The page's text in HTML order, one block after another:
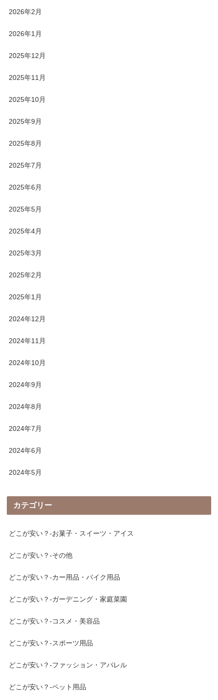
2026年2月
2026年1月
2025年12月
2025年11月
2025年10月
2025年9月
2025年8月
2025年7月
2025年6月
2025年5月
2025年4月
2025年3月
2025年2月
2025年1月
2024年12月
2024年11月
2024年10月
2024年9月
2024年8月
2024年7月
2024年6月
2024年5月
カテゴリー
どこが安い？-お菓子・スイーツ・アイス
どこが安い？-その他
どこが安い？-カー用品・バイク用品
どこが安い？-ガーデニング・家庭菜園
どこが安い？-コスメ・美容品
どこが安い？-スポーツ用品
どこが安い？-ファッション・アパレル
どこが安い？-ペット用品